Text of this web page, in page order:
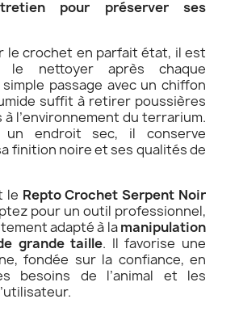
pour préserver ses
le crochet en parfait état, il est
le nettoyer après chaque
passage avec un chiffon
suffit à retirer poussières
l’environnement du terrarium.
un endroit sec, il conserve
finition noire et ses qualités de
le Repto Crochet Serpent Noir
pour un outil professionnel,
adapté à lamanipulation
grande taille. Il favorise une
fondée sur la confiance, en
besoins de l’animal et les